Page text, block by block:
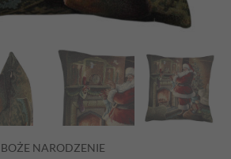
BOŻE NARODZENIE